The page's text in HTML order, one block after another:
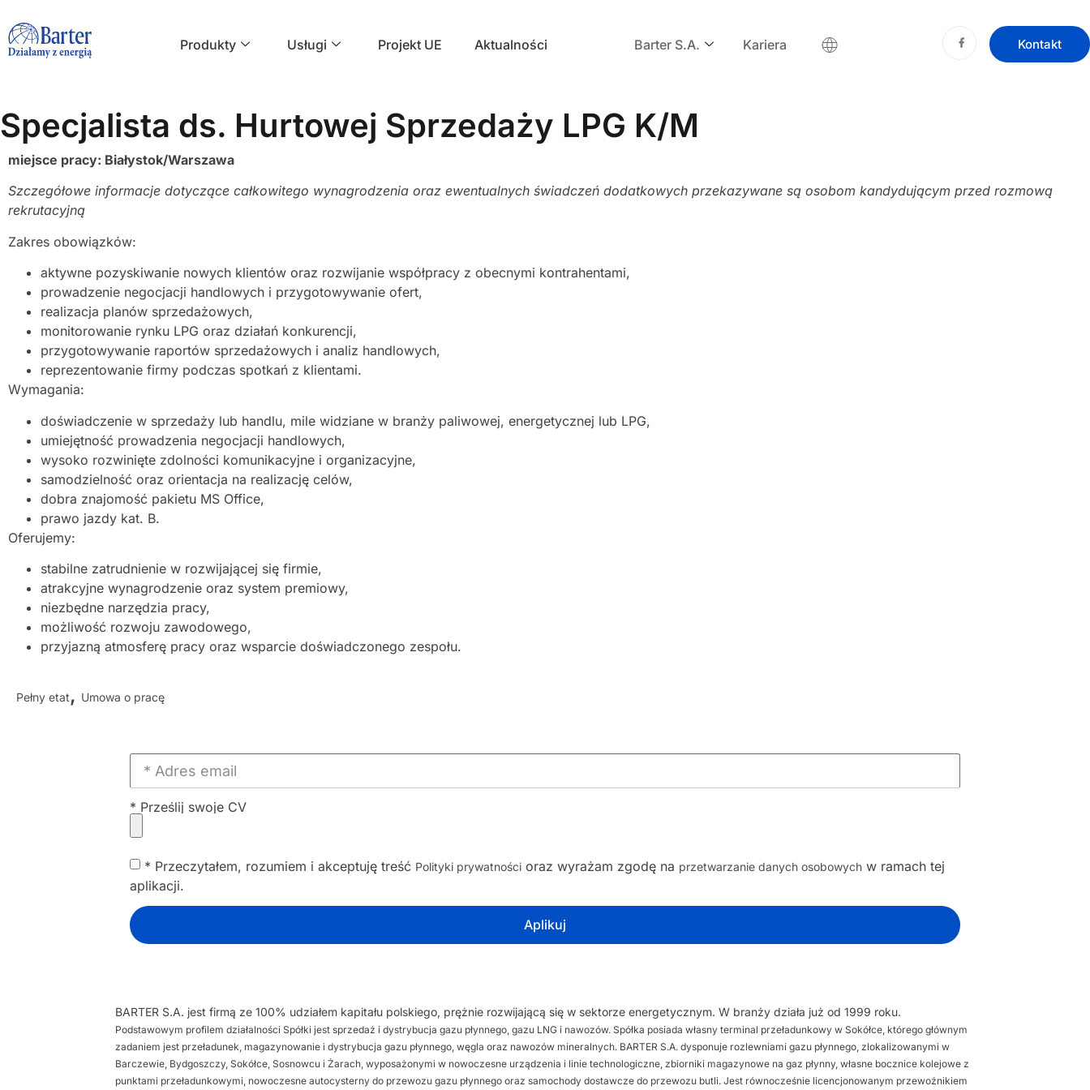
Produkty Usługi Projekt UE Aktualności Barter S.A. Kariera Kontakt
Specjalista ds. Hurtowej Sprzedaży LPG K/M
miejsce pracy: Białystok/Warszawa
Szczegółowe informacje dotyczące całkowitego wynagrodzenia oraz ewentualnych świadczeń dodatkowych przekazywane są osobom kandydującym przed rozmową
rekrutacyjną
Zakres obowiązków:
aktywne pozyskiwanie nowych klientów oraz rozwijanie współpracy z obecnymi kontrahentami,
prowadzenie negocjacji handlowych i przygotowywanie ofert,
realizacja planów sprzedażowych,
monitorowanie rynku LPG oraz działań konkurencji,
przygotowywanie raportów sprzedażowych i analiz handlowych,
reprezentowanie firmy podczas spotkań z klientami.
Wymagania:
doświadczenie w sprzedaży lub handlu, mile widziane w branży paliwowej, energetycznej lub LPG,
umiejętność prowadzenia negocjacji handlowych,
wysoko rozwinięte zdolności komunikacyjne i organizacyjne,
samodzielność oraz orientacja na realizację celów,
dobra znajomość pakietu MS Office,
prawo jazdy kat. B.
Oferujemy:
stabilne zatrudnienie w rozwijającej się firmie,
atrakcyjne wynagrodzenie oraz system premiowy,
niezbędne narzędzia pracy,
możliwość rozwoju zawodowego,
przyjazną atmosferę pracy oraz wsparcie doświadczonego zespołu.
Pełny etat, Umowa o pracę
* Prześlij swoje CV
* Przeczytałem, rozumiem i akceptuję treść Polityki prywatności oraz wyrażam zgodę na przetwarzanie danych osobowych w ramach tej
aplikacji.
Aplikuj
BARTER S.A. jest firmą ze 100% udziałem kapitału polskiego, prężnie rozwijającą się w sektorze energetycznym. W branży działa już od 1999 roku.
Podstawowym profilem działalności Spółki jest sprzedaż i dystrybucja gazu płynnego, gazu LNG i nawozów. Spółka posiada własny terminal przeładunkowy w Sokółce, którego głównym
zadaniem jest przeładunek, magazynowanie i dystrybucja gazu płynnego, węgla oraz nawozów mineralnych. BARTER S.A. dysponuje rozlewniami gazu płynnego, zlokalizowanymi w
Barczewie, Bydgoszczy, Sokółce, Sosnowcu i Żarach, wyposażonymi w nowoczesne urządzenia i linie technologiczne, zbiorniki magazynowe na gaz płynny, własne bocznice kolejowe z
punktami przeładunkowymi, nowoczesne autocysterny do przewozu gazu płynnego oraz samochody dostawcze do przewozu butli. Jest równocześnie licencjonowanym przewoźnikiem